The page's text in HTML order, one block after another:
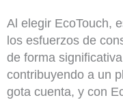
Al elegir EcoTouch,
los esfuerzos de
de forma
contribuyendo a un
gota cuenta, y con